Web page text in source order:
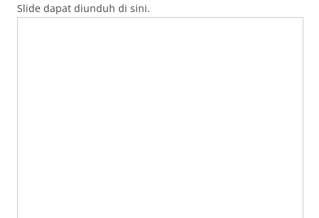
Slide dapat diunduh di sini.